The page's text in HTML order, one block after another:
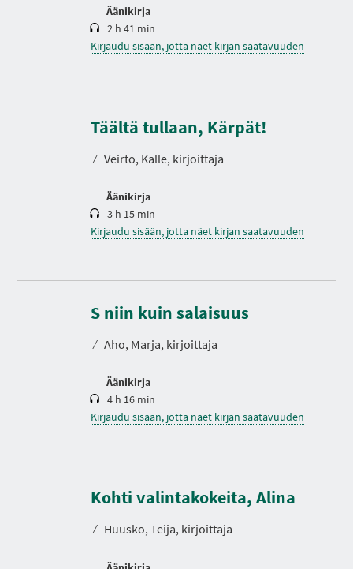
Äänikirja
2 h 41 min
Kirjaudu sisään, jotta näet kirjan saatavuuden
Täältä tullaan, Kärpät!
⁄ Veirto, Kalle, kirjoittaja
Äänikirja
K
s
t
3 h 15 min
Kirjaudu sisään, jotta näet kirjan saatavuuden
S niin kuin salaisuus
⁄ Aho, Marja, kirjoittaja
Äänikirja
K
s
t
4 h 16 min
Kirjaudu sisään, jotta näet kirjan saatavuuden
Kohti valintakokeita, Alina
⁄ Huusko, Teija, kirjoittaja
K
s
t